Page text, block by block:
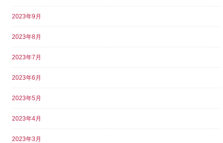
2023年9月
2023年8月
2023年7月
2023年6月
2023年5月
2023年4月
2023年3月